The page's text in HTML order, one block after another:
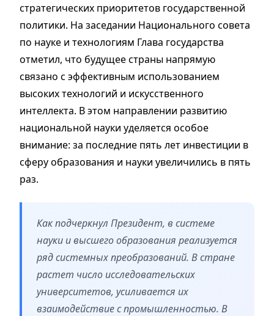
стратегических приоритетов государственной
политики. На заседании Национального совета
по науке и технологиям Глава государства
отметил, что будущее страны напрямую
связано с эффективным использованием
высоких технологий и искусственного
интеллекта. В этом направлении развитию
национальной науки уделяется особое
внимание: за последние пять лет инвестиции в
сферу образования и науки увеличились в пять
раз.
Как подчеркнул Президент, в системе
науки и высшего образования реализуется
ряд системных преобразований. В стране
растет число исследовательских
университетов, усиливается их
взаимодействие с промышленностью. В